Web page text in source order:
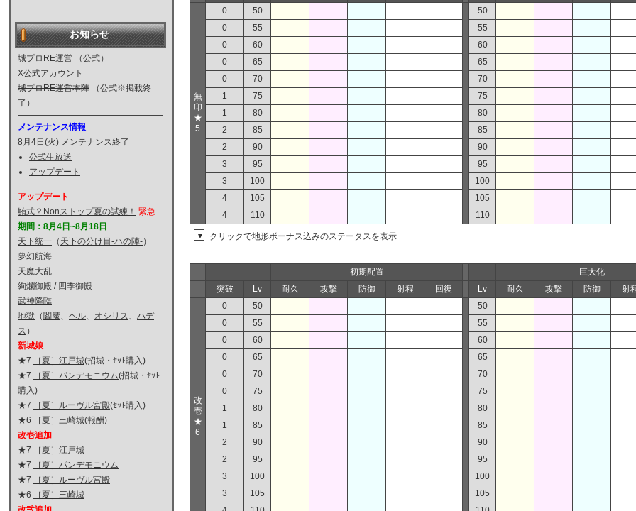
お知らせ
城プロRE運営 （公式）
X公式アカウント
城プロRE運営本陣 （公式※掲載終
了）
メンテナンス情報
8月4日(火) メンテナンス終了
公式生放送
アップデート
アップデート
鮪式？Nonストップ夏の試練！ 緊急
期間：8月4日~8月18日
天下統一 （ 天下の分け目-ハの陣-）
夢幻航海
天魔大乱
絢爛御殿 / 四季御殿
武神降臨
地獄 （ 閻魔、 ヘル、 オシリス、 ハデ
ス ）
新城娘
★7
［夏］江戸城(招城・ｾｯﾄ購入)
★7
［夏］パンデモニウム(招城・ｾｯﾄ
購入)
★7
［夏］ルーヴル宮殿(ｾｯﾄ購入)
★6
［夏］三崎城(報酬)
改壱追加
★7
［夏］江戸城
★7
［夏］パンデモニウム
★7
［夏］ルーヴル宮殿
★6
［夏］三崎城
無
印
★
5
0 50
50
0
55
55
0
60
60
0
65
65
0
70
70
1
75
75
1
80
80
2
85
85
2
90
90
3
95
95
3
100
100
4
105
105
4
110 110
▼ クリックで地形ボーナス込みのステータスを表示
初期配置
巨大化
突破
Lv 耐久 攻撃 防御 射程 回復 Lv 耐久 攻撃 防御 射
改
壱
★
6
0 50
50
0
55
55
0
60
60
0
65
65
0
70
70
0
75
75
1
80
80
1
85
85
2
90
90
2
95
95
3
100
100
3
105
105